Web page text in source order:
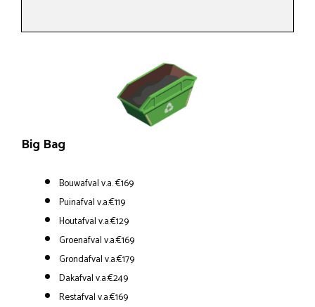
Big Bag
Bouwafval v.a. €169
Puinafval v.a.€119
Houtafval v.a.€129
Groenafval v.a.€169
Grondafval v.a.€179
Dakafval v.a.€249
Restafval v.a.€169